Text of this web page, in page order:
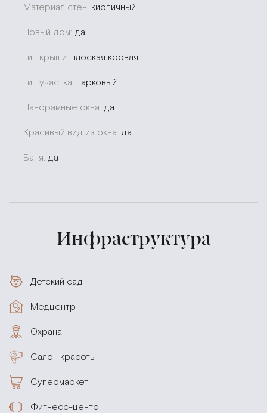
Материал стен: кирпичный
Новый дом: да
Тип крыши: плоская кровля
Тип участка: парковый
Панорамные окна: да
Красивый вид из окна: да
Баня: да
Инфраструктура
Детский сад
Медцентр
Охрана
Салон красоты
Супермаркет
Фитнесс-центр